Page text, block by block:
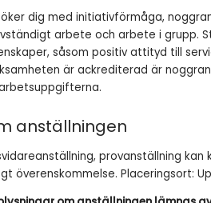
dig med initiativförmåga,
arbete och arbete i grupp.
såsom positiv attityd till
är ackrediterad är
anställningen
provanställning
överenskommelse. Placeringsort: